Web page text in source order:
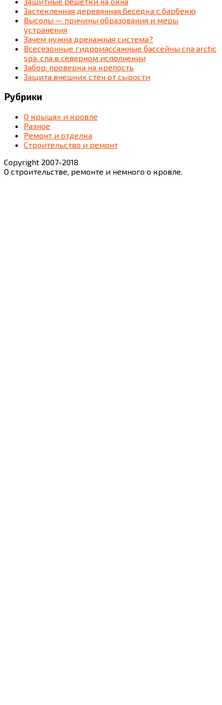
Застекленная деревянная беседка c барбекю
Высолы — причины образования и меры
устранения
Зачем нужна дренажная система?
Всесезонные гидромассажные бассейны спа arctic
spa. спа в северном исполнении
Забор: проверка на крепость
Защита внешних стен от сырости
Рубрики
О крышах и кровле
Разное
Ремонт и отделка
Строительство и ремонт
Copyright 2007-2018
О строительстве, ремонте и немного о кровле.